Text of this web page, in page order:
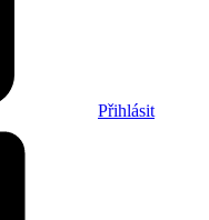
Přihlásit